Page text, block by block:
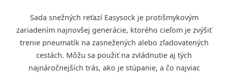
Sada snežných reťazí Easysock je protišmykovým
zariadením najnovšej generácie, ktorého cieľom je zvýšiť
trenie pneumatík na zasnežených alebo zľadovatených
cestách. Môžu sa použiť na zvládnutie aj tých
najnáročnejších trás, ako je stúpanie, a čo najviac